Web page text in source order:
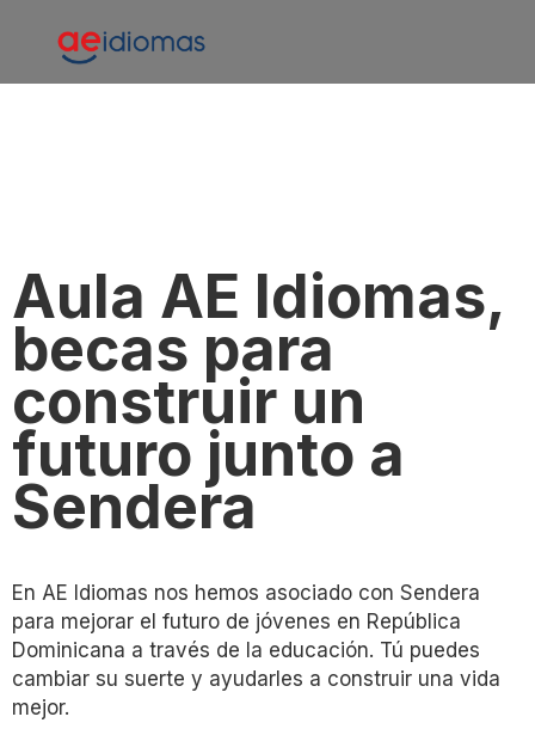
Aula AE Idiomas,
becas para
construir un
futuro junto a
Sendera
En AE Idiomas nos hemos asociado con Sendera
para mejorar el futuro de jóvenes en República
Dominicana a través de la educación. Tú puedes
cambiar su suerte y ayudarles a construir una vida
mejor.